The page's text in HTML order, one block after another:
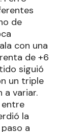
de
con una
de +6
siguió
un triple
a variar.
entre
la
a